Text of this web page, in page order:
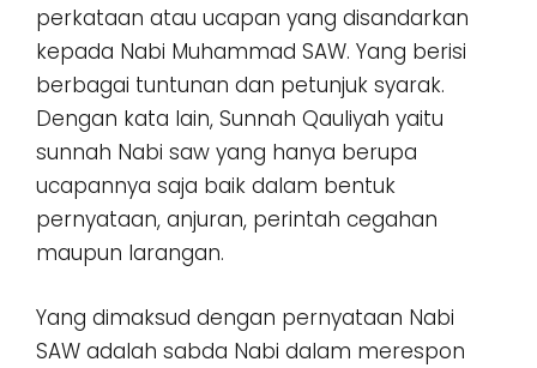
perkataan atau ucapan yang disandarkan
kepada Nabi Muhammad SAW. Yang berisi
berbagai tuntunan dan petunjuk syarak.
Dengan kata lain, Sunnah Qauliyah yaitu
sunnah Nabi saw yang hanya berupa
ucapannya saja baik dalam bentuk
pernyataan, anjuran, perintah cegahan
maupun larangan.
Yang dimaksud dengan pernyataan Nabi
SAW adalah sabda Nabi dalam merespon